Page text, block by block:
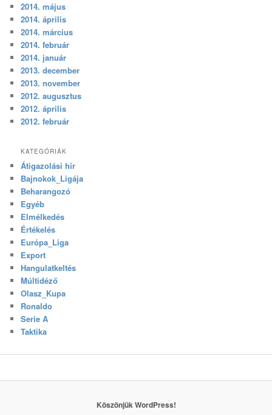
2014. május
2014. április
2014. március
2014. február
2014. január
2013. december
2013. november
2012. augusztus
2012. április
2012. február
KATEGÓRIÁK
Átigazolási hír
Bajnokok_Ligája
Beharangozó
Egyéb
Elmélkedés
Értékelés
Európa_Liga
Export
Hangulatkeltés
Múltidéző
Olasz_Kupa
Ronaldo
Serie A
Taktika
Köszönjük WordPress!